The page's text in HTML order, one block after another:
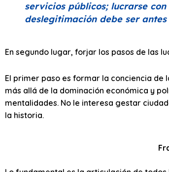
servicios públicos; lucrarse
deslegitimación debe ser
En segundo lugar, forjar los pasos de las
El primer paso es formar la conciencia
más allá de la dominación económica y
mentalidades. No le interesa gestar
la historia.